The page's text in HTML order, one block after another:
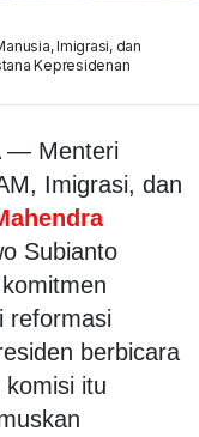
Imigrasi, dan
Kepresidenan
— Menteri
Imigrasi, dan
Subianto
reformasi
berbicara
komisi itu